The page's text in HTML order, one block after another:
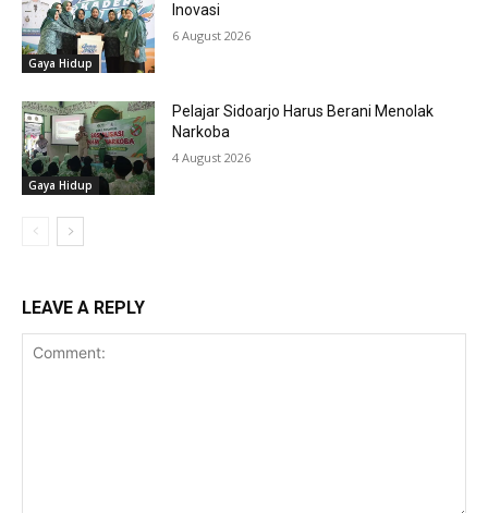
Gaya Hidup
Inovasi
6 August 2026
Gaya Hidup
Pelajar Sidoarjo Harus Berani Menolak
Narkoba
4 August 2026
LEAVE A REPLY